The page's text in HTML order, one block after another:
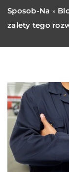
Sposob-Na »
zalety tego